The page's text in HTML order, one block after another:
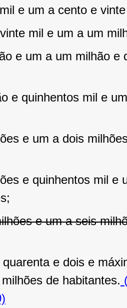
e um a cento e
mil e um a um
e um a um milhão e
e quinhentos mil e
e um a dois
e quinhentos mil e
e um a seis
e dois e
de habitantes.